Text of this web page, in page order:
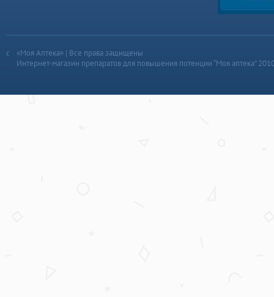
«Моя Аптека» | Все права защищены
Интернет-магазин препаратов для повышения потенции “Моя аптека”